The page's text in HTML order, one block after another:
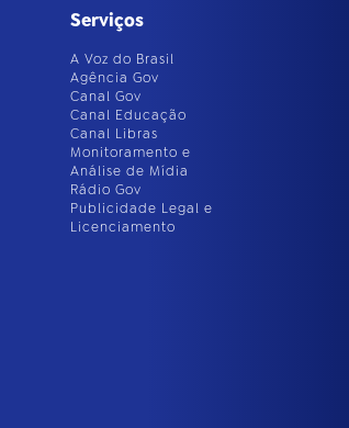
Serviços
A Voz do Brasil
Agência Gov
Canal Gov
Canal Educação
Canal Libras
Monitoramento e
Análise de Mídia
Rádio Gov
Publicidade Legal e
Licenciamento